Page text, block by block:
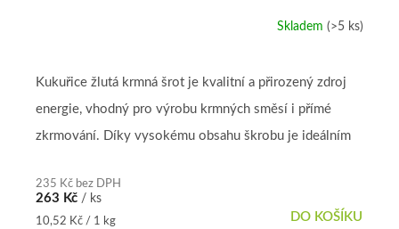
je
z
5
Skladem(>5 ks)
235 Kč bez DPH
263 Kč / ks
Měrná
10,52 Kč / 1 kg DO KOŠÍKU
Kukuřice žlutá krmná šrot je kvalitní a přirozený zdroj
energie, vhodný pro výrobu krmných směsí i přímé
zkrmování. Díky vysokému obsahu škrobu je ideálním